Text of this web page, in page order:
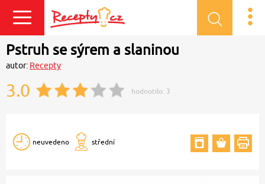
Přihlásit se
Pstruh se sýrem a slaninou
autor: Recepty
3.0 hodnotilo: 3
neuvedeno střední